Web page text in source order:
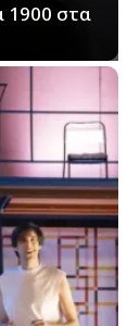
1900 στα